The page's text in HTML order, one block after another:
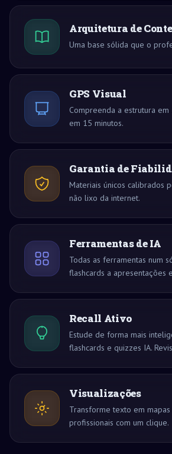
Arquitetura de
Uma base sólida que o
GPS Visual
Compreenda a estrutura em
em 15 minutos.
Garantia de
Materiais únicos calibrados
não lixo da internet.
Ferramentas de IA
Todas as ferramentas num
flashcards a apresentações
Recall Ativo
Estude de forma mais
flashcards e quizzes IA.
Visualizações
Transforme texto em
profissionais com um clique.